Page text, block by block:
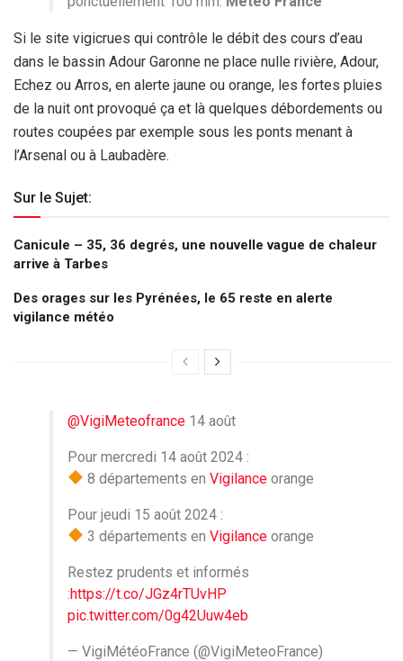
Si le site vigicrues qui contrôle le débit des cours d’eau
dans le bassin Adour Garonne ne place nulle rivière, Adour,
Echez ou Arros, en alerte jaune ou orange, les fortes pluies
de la nuit ont provoqué ça et là quelques débordements ou
routes coupées par exemple sous les ponts menant à
l’Arsenal ou à Laubadère.
Sur le Sujet:
Canicule – 35, 36 degrés, une nouvelle vague de chaleur
arrive à Tarbes
Des orages sur les Pyrénées, le 65 reste en alerte
vigilance météo
@VigiMeteofrance 14 août
Pour mercredi 14 août 2024 :
8 départements enVigilance orange
Pour jeudi 15 août 2024 :
3 départements enVigilance orange
Restez prudents et informés
:https://t.co/JGz4rTUvHP
pic.twitter.com/0g42Uuw4eb
— VigiMétéoFrance (@VigiMeteoFrance)